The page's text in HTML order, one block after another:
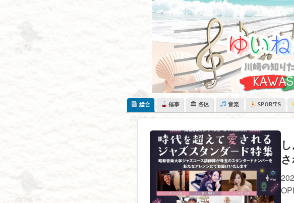
総合 催事 🏛 各区 音楽 SPORTS